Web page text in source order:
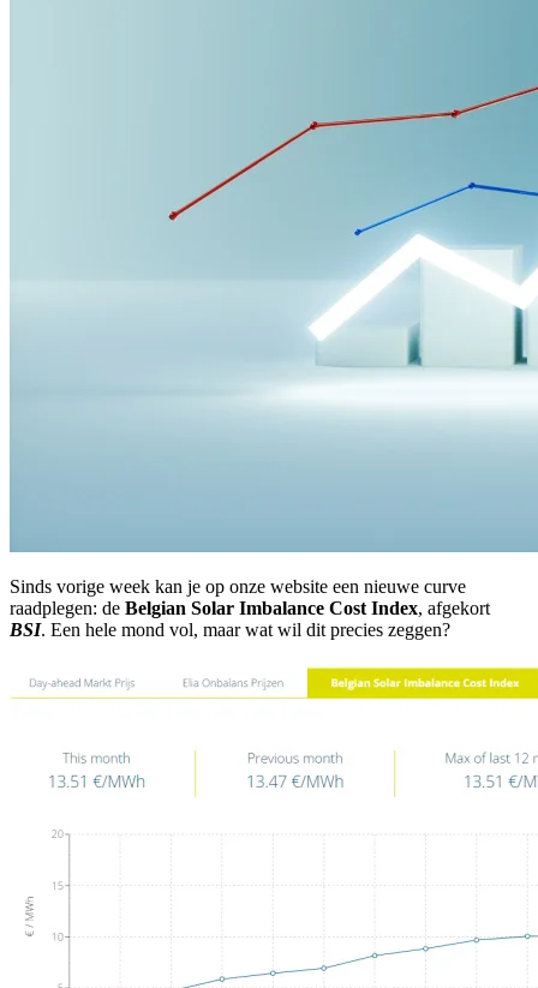
Sinds vorige week kan je op onze website een nieuwe curve
raadplegen: de Belgian Solar Imbalance Cost Index, afgekort
BSI. Een hele mond vol, maar wat wil dit precies zeggen?